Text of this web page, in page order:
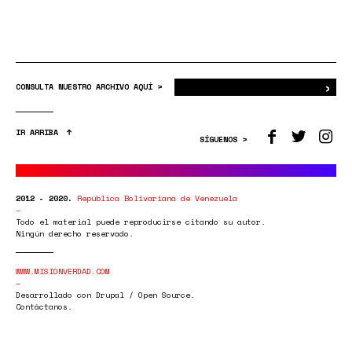
CONSULTA NUESTRO ARCHIVO AQUÍ > ›
IR ARRIBA
SÍGUENOS >
2012 - 2020. República Bolivariana de Venezuela
Todo el material puede reproducirse citando su autor.
Ningún derecho reservado.
WWW.MISIONVERDAD.COM
Desarrollado con Drupal / Open Source.
Contáctanos.